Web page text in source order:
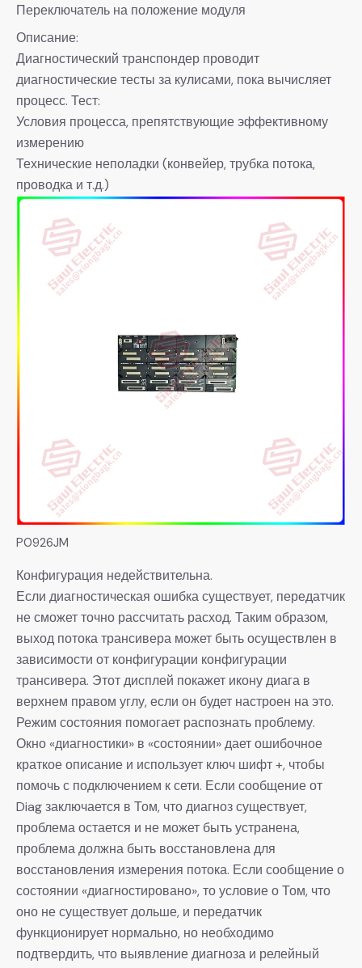
Переключатель на положение модуля
Описание:
Диагностический транспондер проводит
диагностические тесты за кулисами, пока вычисляет
процесс. Тест:
Условия процесса, препятствующие эффективному
измерению
Технические неполадки (конвейер, трубка потока,
проводка и т.д.)
P0926JM
Конфигурация недействительна.
Если диагностическая ошибка существует, передатчик
не сможет точно рассчитать расход. Таким образом,
выход потока трансивера может быть осуществлен в
зависимости от конфигурации конфигурации
трансивера. Этот дисплей покажет икону диага в
верхнем правом углу, если он будет настроен на это.
Режим состояния помогает распознать проблему.
Окно «диагностики» в «состоянии» дает ошибочное
краткое описание и использует ключ шифт +, чтобы
помочь с подключением к сети. Если сообщение от
Diag заключается в Том, что диагноз существует,
проблема остается и не может быть устранена,
проблема должна быть восстановлена для
восстановления измерения потока. Если сообщение о
состоянии «диагностировано», то условие о Том, что
оно не существует дольше, и передатчик
функционирует нормально, но необходимо
подтвердить, что выявление диагноза и релейный